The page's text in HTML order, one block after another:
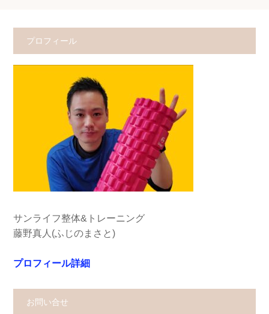
プロフィール
サンライフ整体&トレーニング
藤野真人(ふじのまさと)
プロフィール詳細
お問い合せ